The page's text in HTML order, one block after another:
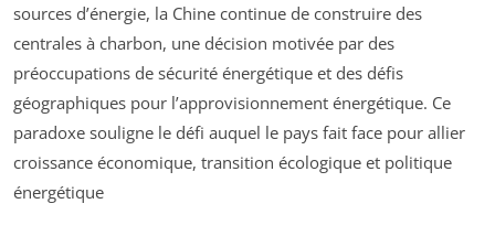
sources d’énergie, la Chine continue de construire des
centrales à charbon, une décision motivée par des
préoccupations de sécurité énergétique et des défis
géographiques pour l’approvisionnement énergétique. Ce
paradoxe souligne le défi auquel le pays fait face pour allier
croissance économique, transition écologique et politique
énergétique